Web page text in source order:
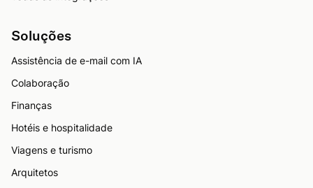
Soluções
Assistência de e-mail com IA
Colaboração
Finanças
Hotéis e hospitalidade
Viagens e turismo
Arquitetos